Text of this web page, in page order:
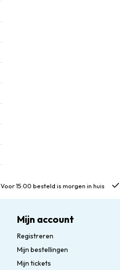
Voor 15:00 besteld is morgen in huis
Mijn account
Registreren
Mijn bestellingen
Mijn tickets